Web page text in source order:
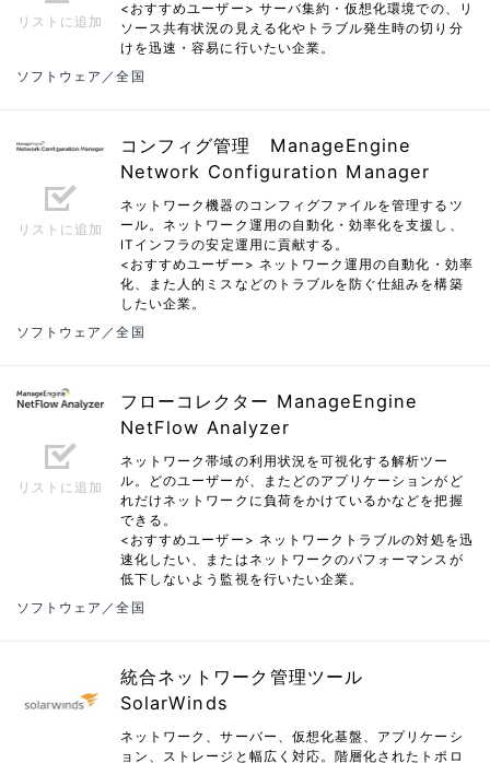
リストに追加
<おすすめユーザー> サーバ集約・仮想化環境での、リ
ソース共有状況の見える化やトラブル発生時の切り分
けを迅速・容易に行いたい企業。
ソフトウェア／全国
リストに追加
コンフィグ管理 ManageEngine
Network Configuration Manager
ネットワーク機器のコンフィグファイルを管理するツ
ール。ネットワーク運用の自動化・効率化を支援し、
ITインフラの安定運用に貢献する。
<おすすめユーザー> ネットワーク運用の自動化・効率
化、また人的ミスなどのトラブルを防ぐ仕組みを構築
したい企業。
ソフトウェア／全国
リストに追加
フローコレクター ManageEngine
NetFlow Analyzer
ネットワーク帯域の利用状況を可視化する解析ツー
ル。どのユーザーが、またどのアプリケーションがど
れだけネットワークに負荷をかけているかなどを把握
できる。
<おすすめユーザー> ネットワークトラブルの対処を迅
速化したい、またはネットワークのパフォーマンスが
低下しないよう監視を行いたい企業。
ソフトウェア／全国
統合ネットワーク管理ツール
SolarWinds
ネットワーク、サーバー、仮想化基盤、アプリケーシ
ョン、ストレージと幅広く対応。階層化されたトポロ